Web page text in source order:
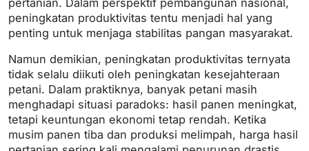
pertanian. Dalam perspektif pembangunan nasional,
peningkatan produktivitas tentu menjadi hal yang
penting untuk menjaga stabilitas pangan masyarakat.
Namun demikian, peningkatan produktivitas ternyata
tidak selalu diikuti oleh peningkatan kesejahteraan
petani. Dalam praktiknya, banyak petani masih
menghadapi situasi paradoks: hasil panen meningkat,
tetapi keuntungan ekonomi tetap rendah. Ketika
musim panen tiba dan produksi melimpah, harga hasil